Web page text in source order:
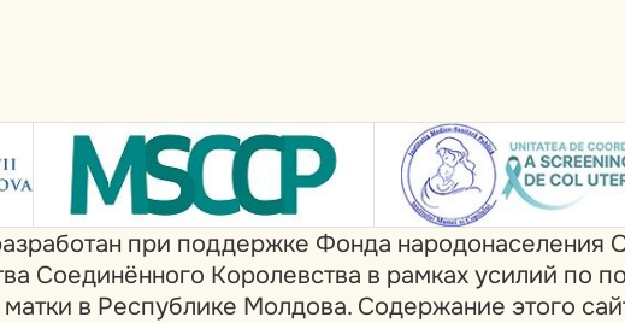
при поддержке Фонда
Соединённого Королевства в рамках усилий по
в Республике Молдова. Содержание этого